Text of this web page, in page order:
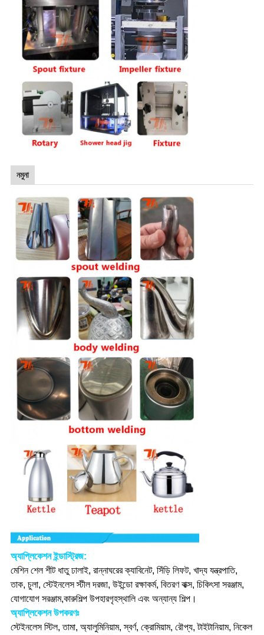
নমুনা
অ্যাপ্লিকেশন ইন্ডাস্ট্রিজ:
মেশিন শেল শীট ধাতু ঢালাই, রান্নাঘরের ক্যাবিনেট, সিঁড়ি লিফট, খাদ্য যন্ত্রপাতি,
তাক, চুলা, স্টেইনলেস স্টীল দরজা, উইন্ডো রক্ষাকর্ম, বিতরণ বাক্স, চিকিৎসা সরঞ্জাম,
যোগাযোগ সরঞ্জাম,কারুশিল্প উপহারগৃহস্থালি এবং অন্যান্য শিল্প।
অ্যাপ্লিকেশন উপকরণঃ
স্টেইনলেস স্টিল, তামা, অ্যালুমিনিয়াম, স্বর্ণ, ক্রোমিয়াম, রৌপ্য, টাইটানিয়াম, নিকেল